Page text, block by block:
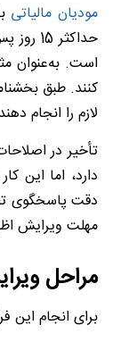
مودیان مالیاتی
است. به‌عنوان مثال، برای فصل
کنند. طبق
لازم را انجام
تأخیر در
دارد، اما این
دقت پاسخگوی
مهلت ویرایش
مراحل
برای انجام این